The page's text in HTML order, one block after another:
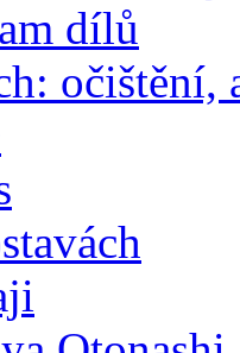
dílů
očištění,